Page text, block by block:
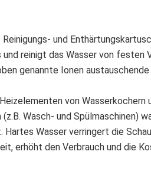
und
reinigt das Wasser von festen
genannte Ionen
von Wasserkochern
Wasch- und Spülmaschinen)
Wasser verringert die
erhöht den Verbrauch und die